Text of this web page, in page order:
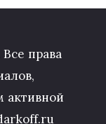
права
активной